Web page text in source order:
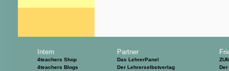
Intern
4teachers Shop
4teachers Blogs
Partner
Das LehrerPanel
Der Lehrerselbstverlag